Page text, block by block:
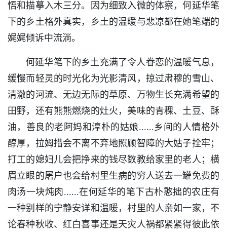
悟和描摹入木三分。因为细致入微的体察，何延华笔
下的乡土格外真实，乡土的温暖与悲凉都在她笔端的
娓娓倾诉中流淌。
何延华笔下的乡土充满了令人眷恋的温暖气息，
缓慢而轻灵的时光化为光影清风，掠过肃穆的雪山、
清澈的河流、无边无际的草原、万物生长充满希望的
田野，还有熊熊燃烧的灶火，美味的青稞、土豆、酥
油，善良的老阿妈和淳朴的姑娘......乡间的人情格外
醇厚，拉姆措会不离不弃地照顾智障的大姑子拴牢；
打工的媳妇儿会把挣来的钱尽数教给家里的老人；横
眉立眼的屠户也会给村里生病的穷人送去一罐免费的
肉汤一块炖肉......在何延华的笔下古朴憨拙的农庄有
一种别样的宁静安详和温暖，村里的人亲如一家，不
论春种秋收、红白喜事还是天灾人祸都紧紧得彼此依